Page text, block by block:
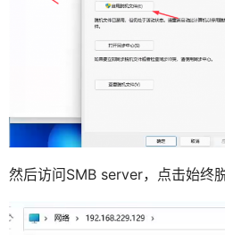
然后访问SMB server，点击始终